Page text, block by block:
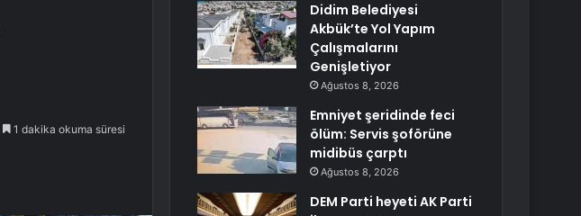
1 dakika okuma süresi
Didim Belediyesi
Akbük’te Yol Yapım
Çalışmalarını
Genişletiyor
Ağustos 8, 2026
Emniyet şeridinde feci
ölüm: Servis şoförüne
midibüs çarptı
Ağustos 8, 2026
DEM Parti heyeti AK Parti